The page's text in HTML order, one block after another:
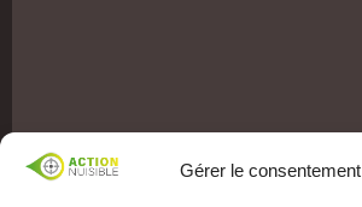
Gérer le consentement